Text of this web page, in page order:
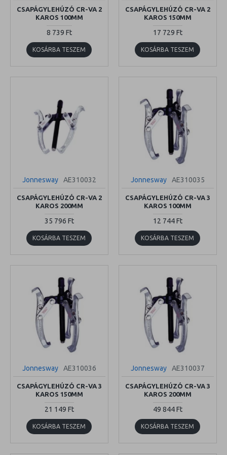
CSAPÁGYLEHÚZÓ CR-VA 2
KAROS 100MM
8 739 Ft
KOSÁRBA TESZEM
CSAPÁGYLEHÚZÓ CR-VA 2
KAROS 150MM
17 729 Ft
KOSÁRBA TESZEM
Jonnesway AE310032
CSAPÁGYLEHÚZÓ CR-VA 2
KAROS 200MM
35 796 Ft
KOSÁRBA TESZEM
Jonnesway AE310035
CSAPÁGYLEHÚZÓ CR-VA 3
KAROS 100MM
12 744 Ft
KOSÁRBA TESZEM
Jonnesway AE310036
CSAPÁGYLEHÚZÓ CR-VA 3
KAROS 150MM
21 149 Ft
KOSÁRBA TESZEM
Jonnesway AE310037
CSAPÁGYLEHÚZÓ CR-VA 3
KAROS 200MM
49 844 Ft
KOSÁRBA TESZEM